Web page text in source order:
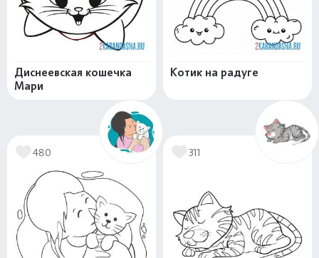
Диснеевская кошечка
Мари
Котик на радуге
480 311